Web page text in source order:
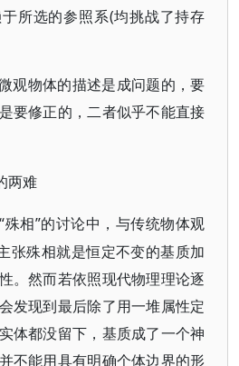
所选的参照系(均挑战了持存
观物体的描述是成问题的，要
要修正的，二者似乎不能直接
两难
“殊相”的讨论中，与传统物体观
张殊相就是恒定不变的基质加
。然而若依照现代物理理论逐
发现到最后除了用一堆属性定
体都没留下，基质成了一个神
不能用具有明确个体边界的形